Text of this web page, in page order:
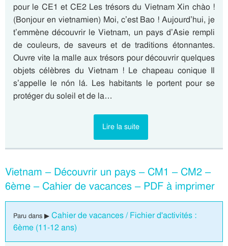
pour le CE1 et CE2 Les trésors du Vietnam Xin chào !
(Bonjour en vietnamien) Moi, c’est Bao ! Aujourd’hui, je
t’emmène découvrir le Vietnam, un pays d’Asie rempli
de couleurs, de saveurs et de traditions étonnantes.
Ouvre vite la malle aux trésors pour découvrir quelques
objets célèbres du Vietnam ! Le chapeau conique Il
s’appelle le nón lá. Les habitants le portent pour se
protéger du soleil et de la…
Lire la suite
Vietnam – Découvrir un pays – CM1 – CM2 –
6ème – Cahier de vacances – PDF à imprimer
Paru dans ▶ Cahier de vacances / Fichier d'activités :
6ème (11-12 ans)